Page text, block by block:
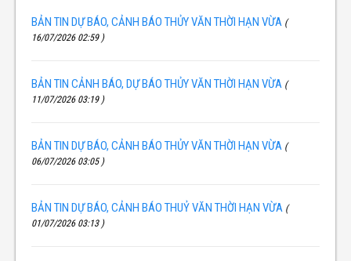
BẢN TIN DỰ BÁO, CẢNH BÁO THỦY VĂN THỜI HẠN VỪA (
16/07/2026 02:59 )
BẢN TIN CẢNH BÁO, DỰ BÁO THỦY VĂN THỜI HẠN VỪA (
11/07/2026 03:19 )
BẢN TIN DỰ BÁO, CẢNH BÁO THỦY VĂN THỜI HẠN VỪA (
06/07/2026 03:05 )
BẢN TIN DỰ BÁO, CẢNH BÁO THUỶ VĂN THỜI HẠN VỪA (
01/07/2026 03:13 )